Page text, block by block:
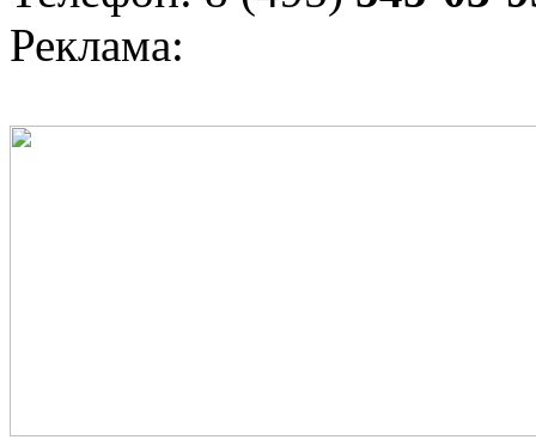
Реклама: